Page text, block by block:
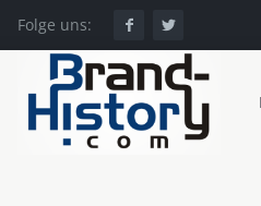
Folge uns: